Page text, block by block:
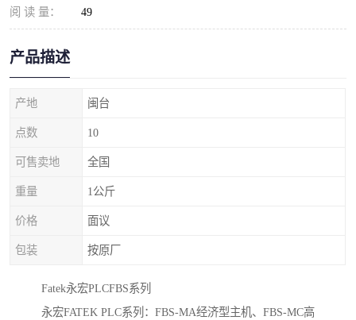
阅 读 量： 49
产品描述
产地 闽台
点数 10
可售卖地 全国
重量 1公斤
价格 面议
包装 按原厂
Fatek永宏PLCFBS系列
永宏FATEK PLC系列：FBS-MA经济型主机、FBS-MC高